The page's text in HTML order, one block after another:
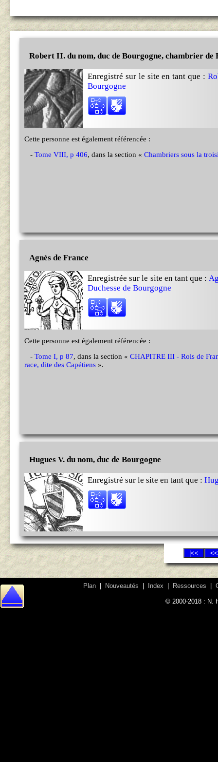
Robert II. du nom, duc de Bourgogne, chambrier de
Enregistré sur le site en tant que :
Bourgogne
Cette personne est également référencée :
- Tome VIII, p 406, dans la section « Chambriers sous la
Agnès de France
Enregistrée sur le site en tant que :
Duchesse de Bourgogne
Cette personne est également référencée :
- Tome I, p 87, dans la section « CHAPITRE III - Rois de
race, dite des Capétiens ».
Hugues V. du nom, duc de Bourgogne
Enregistré sur le site en tant que :
Plan Nouveautés Index Ressources
© 2000-2018 : N.